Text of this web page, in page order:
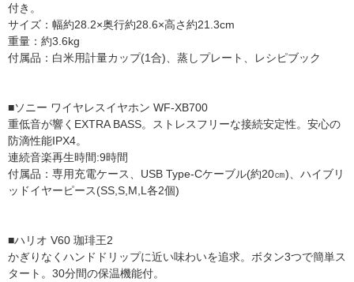
付き。
サイズ：幅約28.2×奥行約28.6×高さ約21.3cm
重量：約3.6kg
付属品：白米用計量カップ(1合)、蒸しプレート、レシピブック
■ソニー ワイヤレスイヤホン WF-XB700
重低音が響くEXTRA BASS。ストレスフリーな接続安定性。安心の
防滴性能IPX4。
連続音楽再生時間:9時間
付属品：専用充電ケース、USB Type-Cケーブル(約20㎝)、ハイブリ
ッドイヤーピース(SS,S,M,L各2個)
■ハリオ V60 珈琲王2
かぎりなくハンドドリップに近い味わいを追求。ボタン3つで簡単ス
タート。30分間の保温機能付。